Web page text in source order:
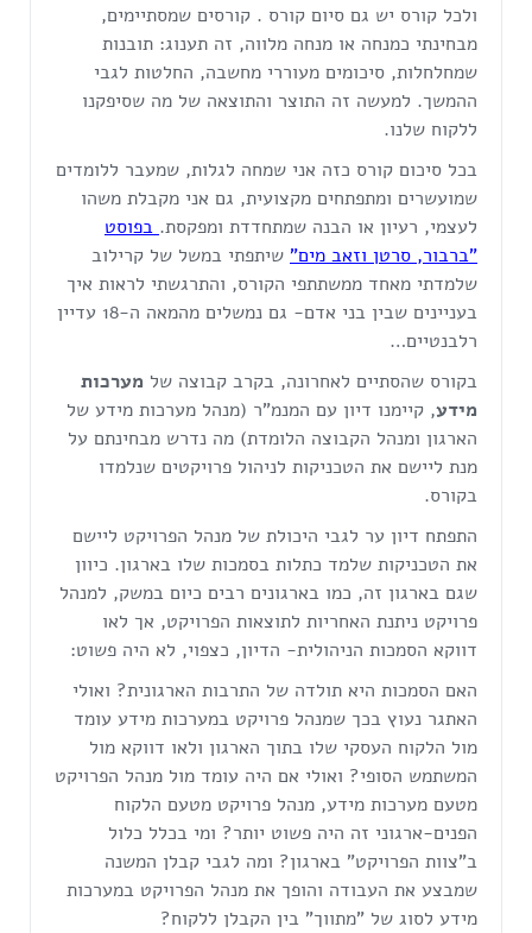
ולכל קורס יש גם סיום קורס . קורסים שמסתיימים,
מבחינתי כמנחה או מנחה מלווה, זה תענוג: תובנות
שמחלחלות, סיכומים מעוררי מחשבה, החלטות לגבי
ההמשך. למעשה זה התוצר והתוצאה של מה שסיפקנו
ללקוח שלנו.
בכל סיכום קורס כזה אני שמחה לגלות, שמעבר ללומדים
שמועשרים ומתפתחים מקצועית, גם אני מקבלת משהו
לעצמי, רעיון או הבנה שמתחדדת ומפקסת. בפוסט
"ברבור, סרטן וזאב מים" שיתפתי במשל של קרילוב
שלמדתי מאחד ממשתתפי הקורס, והתרגשתי לראות איך
בעניינים שבין בני אדם- גם נמשלים מהמאה ה-18 עדיין
רלבנטיים…
בקורס שהסתיים לאחרונה, בקרב קבוצה של מערכות
מידע, קיימנו דיון עם המנמ"ר (מנהל מערכות מידע של
הארגון ומנהל הקבוצה הלומדת) מה נדרש מבחינתם על
מנת ליישם את הטכניקות לניהול פרויקטים שנלמדו
בקורס.
התפתח דיון ער לגבי היכולת של מנהל הפרויקט ליישם
את הטכניקות שלמד כתלות בסמכות שלו בארגון. כיוון
שגם בארגון זה, כמו בארגונים רבים כיום במשק, למנהל
פרויקט ניתנת האחריות לתוצאות הפרויקט, אך לאו
דווקא הסמכות הניהולית- הדיון, כצפוי, לא היה פשוט:
האם הסמכות היא תולדה של התרבות הארגונית? ואולי
האתגר נעוץ בכך שמנהל פרויקט במערכות מידע עומד
מול הלקוח העסקי שלו בתוך הארגון ולאו דווקא מול
המשתמש הסופי? ואולי אם היה עומד מול מנהל הפרויקט
מטעם מערכות מידע, מנהל פרויקט מטעם הלקוח
הפנים-ארגוני זה היה פשוט יותר? ומי בכלל כלול
ב"צוות הפרויקט" בארגון? ומה לגבי קבלן המשנה
שמבצע את העבודה והופך את מנהל הפרויקט במערכות
מידע לסוג של "מתווך" בין הקבלן ללקוח?